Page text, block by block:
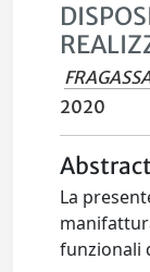
2020
Abstract
La
funzionali